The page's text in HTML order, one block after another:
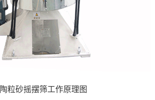
陶粒砂摇摆筛工作原理图